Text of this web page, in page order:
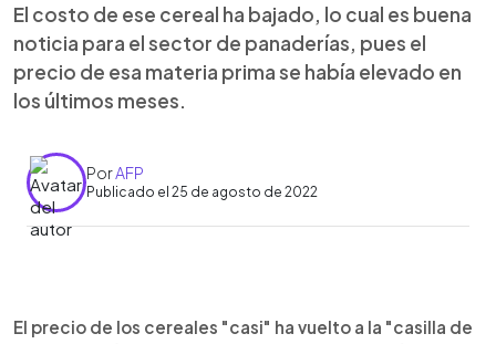
El costo de ese cereal ha bajado, lo cual es buena
noticia para el sector de panaderías, pues el
precio de esa materia prima se había elevado en
los últimos meses.
PorAFP
Publicado el 25 de agosto de 2022
► Escuchar artículo
El precio de los cereales "casi" ha vuelto a la "casilla de